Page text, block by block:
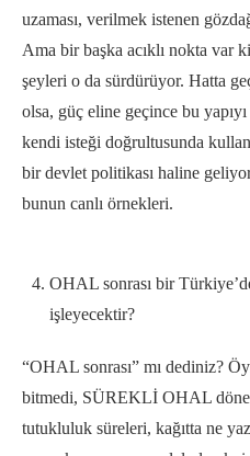
uzaması, verilmek istenen
Ama bir başka acıklı nokta var
şeyleri o da sürdürüyor. Hatta
olsa, güç eline geçince bu
kendi isteği doğrultusunda
bir devlet politikası haline
bunun canlı örnekleri.
OHAL sonrası bir
işleyecektir?
“OHAL sonrası” mı dediniz?
bitmedi, SÜREKLİ OHAL
tutukluluk süreleri, kağıtta ne